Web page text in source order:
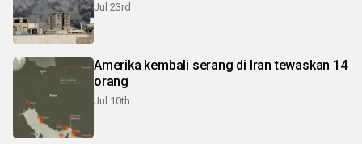
Jul 23rd
Amerika kembali serang di Iran tewaskan 14
orang
Jul 10th